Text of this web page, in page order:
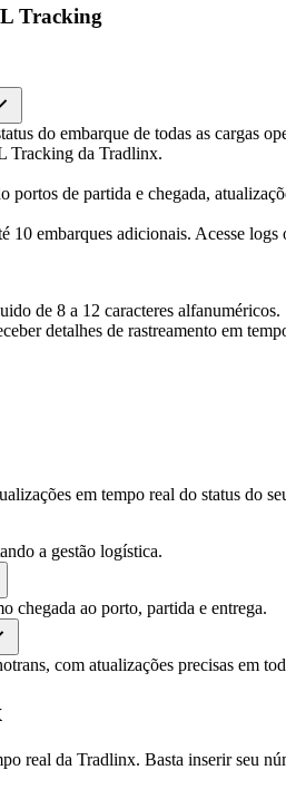
Tracking
do embarque de todas as cargas
Tracking da Tradlinx.
de partida e chegada,
embarques adicionais. Acesse
de 8 a 12 caracteres alfanuméricos.
detalhes de rastreamento em
em tempo real do status do
a gestão logística.
chegada ao porto, partida e entrega.
com atualizações precisas em
real da Tradlinx. Basta inserir seu